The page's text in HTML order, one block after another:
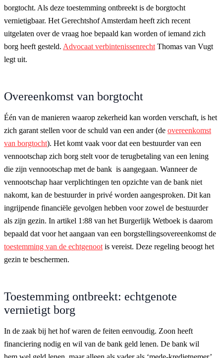
borgtocht. Als deze toestemming ontbreekt is de borgtocht
vernietigbaar. Het Gerechtshof Amsterdam heeft zich recent
uitgelaten over de vraag hoe bepaald kan worden of iemand zich
borg heeft gesteld. Advocaat verbintenissenrecht Thomas van Vugt
legt uit.
Overeenkomst van borgtocht
Één van de manieren waarop zekerheid kan worden verschaft, is het
zich garant stellen voor de schuld van een ander (de overeenkomst
van borgtocht). Het komt vaak voor dat een bestuurder van een
vennootschap zich borg stelt voor de terugbetaling van een lening
die zijn vennootschap met de bank is aangegaan. Wanneer de
vennootschap haar verplichtingen ten opzichte van de bank niet
nakomt, kan de bestuurder in privé worden aangesproken. Dit kan
ingrijpende financiële gevolgen hebben voor zowel de bestuurder
als zijn gezin. In artikel 1:88 van het Burgerlijk Wetboek is daarom
bepaald dat voor het aangaan van een borgstellingsovereenkomst de
toestemming van de echtgenoot is vereist. Deze regeling beoogt het
gezin te beschermen.
Toestemming ontbreekt: echtgenote
vernietigt borg
In de zaak bij het hof waren de feiten eenvoudig. Zoon heeft
financiering nodig en wil van de bank geld lenen. De bank wil